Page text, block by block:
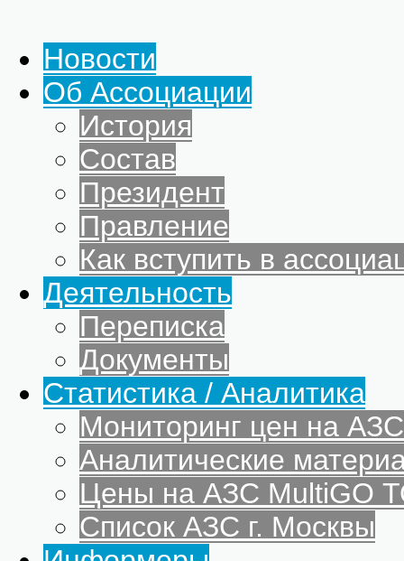
Новости
Об Ассоциации
История
Состав
Президент
Правление
Как вступить в
Деятельность
Переписка
Документы
Статистика / Аналитика
Мониторинг цен на
Аналитические
Цены на АЗС MultiGO
Список АЗС г. Москвы